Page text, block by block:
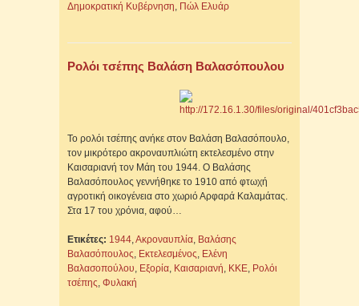
Δημοκρατική Κυβέρνηση, Πώλ Ελυάρ
Ρολόι τσέπης Βαλάση Βαλασόπουλου
Το ρολόι τσέπης ανήκε στον Βαλάση Βαλασόπουλο,
τον μικρότερο ακροναυπλιώτη εκτελεσμένο στην
Καισαριανή τον Μάη του 1944. Ο Βαλάσης
Βαλασόπουλος γεννήθηκε το 1910 από φτωχή
αγροτική οικογένεια στο χωριό Αρφαρά Καλαμάτας.
Στα 17 του χρόνια, αφού…
Ετικέτες: 1944,Ακροναυπλία, Βαλάσης
Βαλασόπουλος, Εκτελεσμένος, Ελένη
Βαλασοπούλου, Εξορία, Καισαριανή, ΚΚΕ, Ρολόι
τσέπης, Φυλακή